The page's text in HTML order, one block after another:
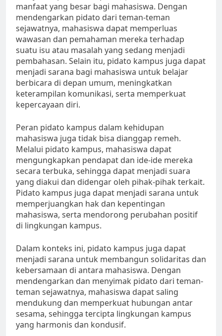
manfaat yang besar bagi mahasiswa. Dengan
mendengarkan pidato dari teman-teman
sejawatnya, mahasiswa dapat memperluas
wawasan dan pemahaman mereka terhadap
suatu isu atau masalah yang sedang menjadi
pembahasan. Selain itu, pidato kampus juga dapat
menjadi sarana bagi mahasiswa untuk belajar
berbicara di depan umum, meningkatkan
keterampilan komunikasi, serta memperkuat
kepercayaan diri.
Peran pidato kampus dalam kehidupan
mahasiswa juga tidak bisa dianggap remeh.
Melalui pidato kampus, mahasiswa dapat
mengungkapkan pendapat dan ide-ide mereka
secara terbuka, sehingga dapat menjadi suara
yang diakui dan didengar oleh pihak-pihak terkait.
Pidato kampus juga dapat menjadi sarana untuk
memperjuangkan hak dan kepentingan
mahasiswa, serta mendorong perubahan positif
di lingkungan kampus.
Dalam konteks ini, pidato kampus juga dapat
menjadi sarana untuk membangun solidaritas dan
kebersamaan di antara mahasiswa. Dengan
mendengarkan dan menyimak pidato dari teman-
teman sejawatnya, mahasiswa dapat saling
mendukung dan memperkuat hubungan antar
sesama, sehingga tercipta lingkungan kampus
yang harmonis dan kondusif.